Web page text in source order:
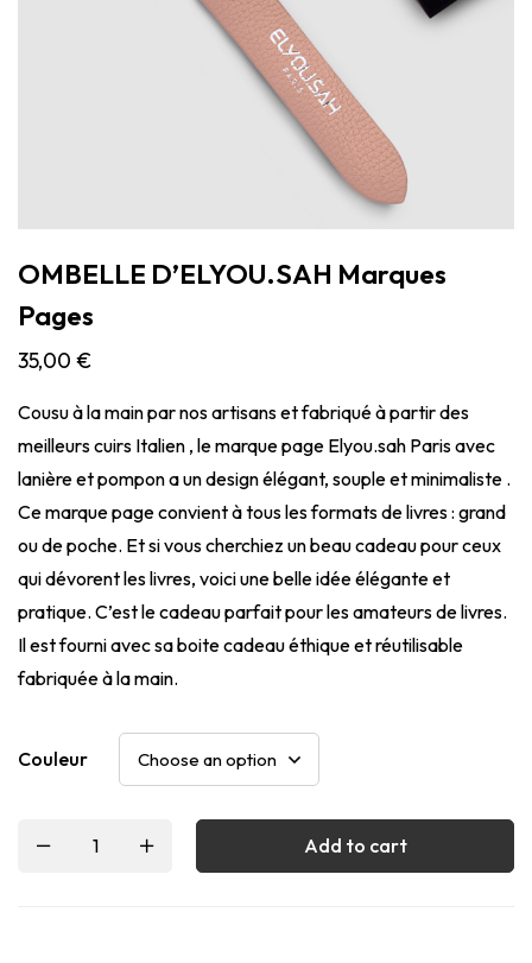
OMBELLE D’ELYOU.SAH Marques
Pages
35,00 €
Cousu à la main par nos artisans et fabriqué à partir des
meilleurs cuirs Italien , le marque page Elyou.sah Paris avec
lanière et pompon a un design élégant, souple et minimaliste .
Ce marque page convient à tous les formats de livres : grand
ou de poche. Et si vous cherchiez un beau cadeau pour ceux
qui dévorent les livres, voici une belle idée élégante et
pratique. C’est le cadeau parfait pour les amateurs de livres.
Il est fourni avec sa boite cadeau éthique et réutilisable
fabriquée à la main.
Couleur
Add to cart